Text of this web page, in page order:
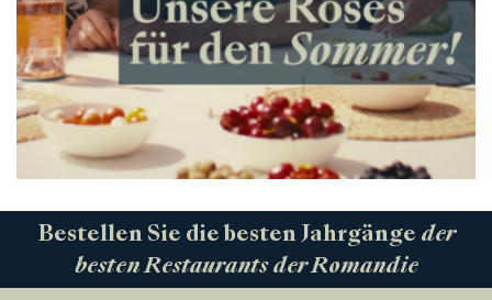
Bestellen Sie die besten Jahrgänge der
besten Restaurants der Romandie